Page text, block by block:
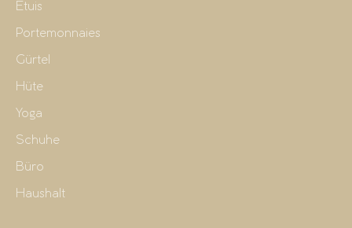
Etuis
Portemonnaies
Gürtel
Hüte
Yoga
Schuhe
Büro
Haushalt